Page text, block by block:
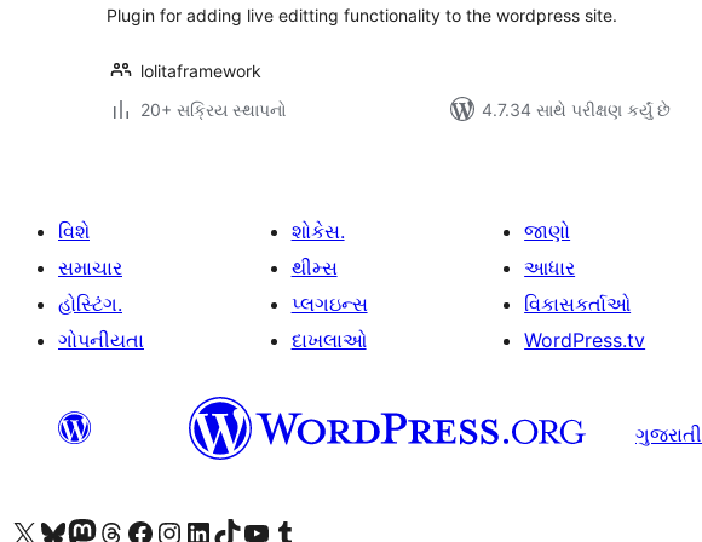
Plugin for adding live editting functionality to the wordpress site.
lolitaframework
20+ સક્રિય સ્થાપનો
4.7.34 સાથે પરીક્ષણ કર્યું છે
વિશે
સમાચાર
હોસ્ટિંગ.
ગોપનીયતા
શોકેસ.
થીમ્સ
પ્લગઇન્સ
દાખલાઓ
જાણો
આધાર
વિકાસકર્તાઓ
WordPress.tv
ગુજરાતી
અમારા X (અગાઉ ટ્વિટર) એકાઉન્ટની મુલાકાત લોઅમારા Bluesky એકાઉન્ટની મુલાકાત લોઅમારા માસ્ટોડોન એકાઉન્ટની મુલાકાત લોઅમારા Threads એકાઉન્ટની મુલાકાત લો અમારા ફેસબુક પેજની મુલાકાત લોઅમારા ઇન્સ્ટાગ્રામ એકાઉન્ટની મુલાકાત લો અમારા LinkedIn એકાઉન્ટની મુલાકાત લોઅમારા TikTok એકાઉન્ટની મુલાકાત લોઅમારી YouTube ચેનલની મુલાકાત લો અમારા Tumblr એકાઉન્ટની મુલાકાત લો